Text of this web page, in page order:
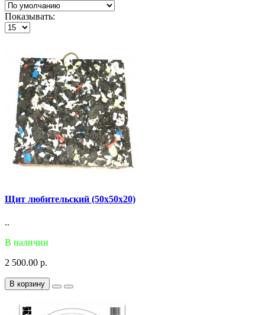
Показывать:
Щит любительский (50х50х20)
..
В наличии
2 500.00 р.
В корзину